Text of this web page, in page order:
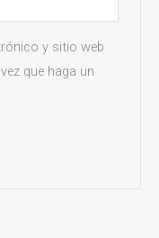
y sitio web
que haga un